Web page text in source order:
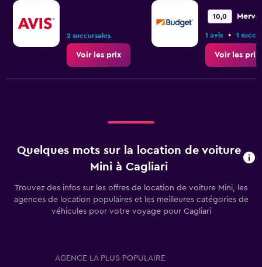
2 succursales
Voir les prix
10,0
1 avis • 1
Voir les prix
Quelques mots sur la location de voiture
Mini à Cagliari
Trouvez des infos sur les offres de location de voiture Mini, les
agences de location populaires et les meilleures catégories de
véhicules pour votre voyage pour Cagliari
AGENCE LA PLUS POPULAIRE